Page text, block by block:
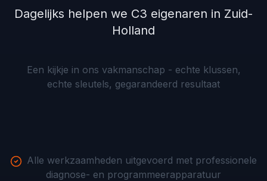
Dagelijks helpen we C3 eigenaren in Zuid-
Holland
Een kijkje in ons vakmanschap - echte klussen,
echte sleutels, gegarandeerd resultaat
bijmaken
—
klapsleutel
bijmaken
smart
—
diagnose
&
smart
key
duplicaat
BMW
—
Alle werkzaamheden uitgevoerd met professionele
diagnose- en programmeerapparatuur